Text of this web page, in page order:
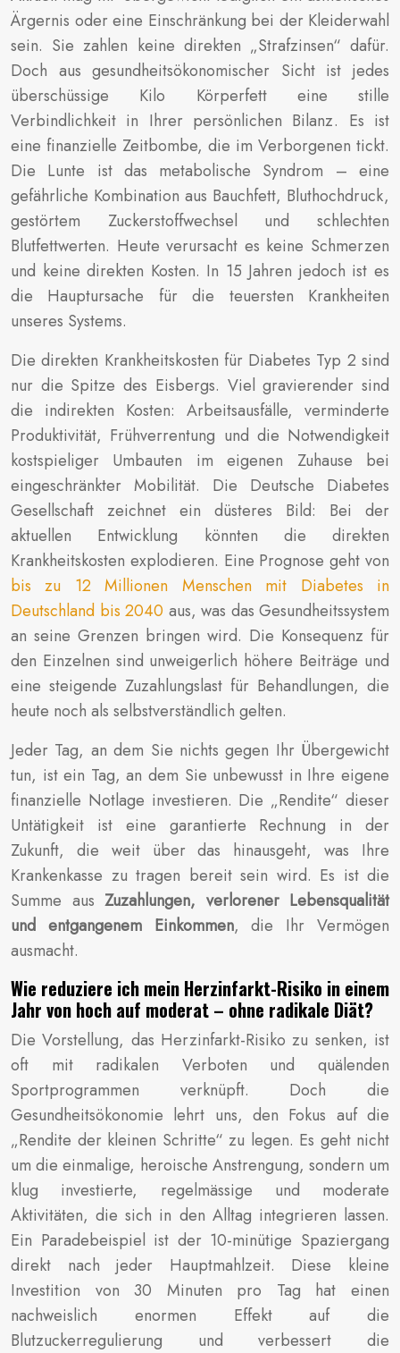
Ärgernis oder eine Einschränkung bei der Kleiderwahl
sein. Sie zahlen keine direkten „Strafzinsen“ dafür.
Doch aus gesundheitsökonomischer Sicht ist jedes
überschüssige Kilo Körperfett eine stille
Verbindlichkeit in Ihrer persönlichen Bilanz. Es ist
eine finanzielle Zeitbombe, die im Verborgenen tickt.
Die Lunte ist das metabolische Syndrom – eine
gefährliche Kombination aus Bauchfett, Bluthochdruck,
gestörtem Zuckerstoffwechsel und schlechten
Blutfettwerten. Heute verursacht es keine Schmerzen
und keine direkten Kosten. In 15 Jahren jedoch ist es
die Hauptursache für die teuersten Krankheiten
unseres Systems.
Die direkten Krankheitskosten für Diabetes Typ 2 sind
nur die Spitze des Eisbergs. Viel gravierender sind
die indirekten Kosten: Arbeitsausfälle, verminderte
Produktivität, Frühverrentung und die Notwendigkeit
kostspieliger Umbauten im eigenen Zuhause bei
eingeschränkter Mobilität. Die Deutsche Diabetes
Gesellschaft zeichnet ein düsteres Bild: Bei der
aktuellen Entwicklung könnten die direkten
Krankheitskosten explodieren. Eine Prognose geht von
bis zu 12 Millionen Menschen mit Diabetes in
Deutschland bis 2040 aus, was das Gesundheitssystem
an seine Grenzen bringen wird. Die Konsequenz für
den Einzelnen sind unweigerlich höhere Beiträge und
eine steigende Zuzahlungslast für Behandlungen, die
heute noch als selbstverständlich gelten.
Jeder Tag, an dem Sie nichts gegen Ihr Übergewicht
tun, ist ein Tag, an dem Sie unbewusst in Ihre eigene
finanzielle Notlage investieren. Die „Rendite“ dieser
Untätigkeit ist eine garantierte Rechnung in der
Zukunft, die weit über das hinausgeht, was Ihre
Krankenkasse zu tragen bereit sein wird. Es ist die
Summe aus Zuzahlungen, verlorener Lebensqualität
und entgangenem Einkommen, die Ihr Vermögen
ausmacht.
Wie reduziere ich mein Herzinfarkt-Risiko in einem
Jahr von hoch auf moderat – ohne radikale Diät?
Die Vorstellung, das Herzinfarkt-Risiko zu senken, ist
oft mit radikalen Verboten und quälenden
Sportprogrammen verknüpft. Doch die
Gesundheitsökonomie lehrt uns, den Fokus auf die
„Rendite der kleinen Schritte“ zu legen. Es geht nicht
um die einmalige, heroische Anstrengung, sondern um
klug investierte, regelmässige und moderate
Aktivitäten, die sich in den Alltag integrieren lassen.
Ein Paradebeispiel ist der 10-minütige Spaziergang
direkt nach jeder Hauptmahlzeit. Diese kleine
Investition von 30 Minuten pro Tag hat einen
nachweislich enormen Effekt auf die
Blutzuckerregulierung und verbessert die